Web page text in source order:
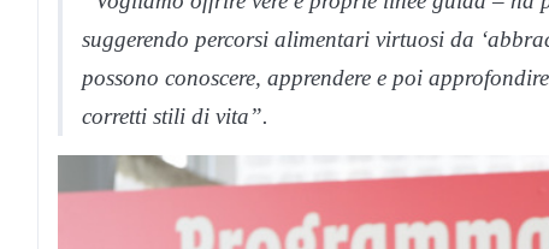
suggerendo percorsi alimentari virtuosi da
possono conoscere, apprendere e poi
corretti stili di vita”.